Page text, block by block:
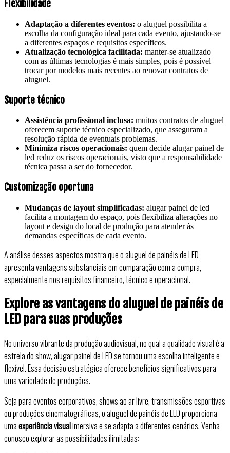
Flexibilidade
Adaptação a diferentes eventos: o aluguel possibilita a
escolha da configuração ideal para cada evento, ajustando-se
a diferentes espaços e requisitos específicos.
Atualização tecnológica facilitada: manter-se atualizado
com as últimas tecnologias é mais simples, pois é possível
trocar por modelos mais recentes ao renovar contratos de
aluguel.
Suporte técnico
Assistência profissional inclusa: muitos contratos de aluguel
oferecem suporte técnico especializado, que asseguram a
resolução rápida de eventuais problemas.
Minimiza riscos operacionais: quem decide alugar painel de
led reduz os riscos operacionais, visto que a responsabilidade
técnica passa a ser do fornecedor.
Customização oportuna
Mudanças de layout simplificadas: alugar painel de led
facilita a montagem do espaço, pois flexibiliza alterações no
layout e design do local de produção para atender às
demandas específicas de cada evento.
A análise desses aspectos mostra que o aluguel de painéis de LED
apresenta vantagens substanciais em comparação com a compra,
especialmente nos requisitos financeiro, técnico e operacional.
Explore as vantagens do aluguel de painéis de
LED para suas produções
No universo vibrante da produção audiovisual, no qual a qualidade visual é a
estrela do show, alugar painel de LED se tornou uma escolha inteligente e
flexível. Essa decisão estratégica oferece benefícios significativos para
uma variedade de produções.
Seja para eventos corporativos, shows ao ar livre, transmissões esportivas
ou produções cinematográficas, o aluguel de painéis de LED proporciona
umaexperiência visualimersiva e se adapta a diferentes cenários. Venha
conosco explorar as possibilidades ilimitadas: